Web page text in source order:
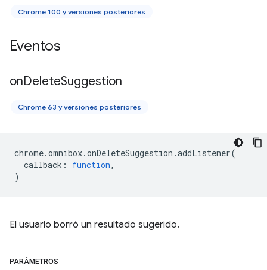
Chrome 100 y versiones posteriores
Eventos
onDeleteSuggestion
Chrome 63 y versiones posteriores
chrome.omnibox.onDeleteSuggestion .addListener(
callback : function,
)
El usuario borró un resultado sugerido.
PARÁMETROS